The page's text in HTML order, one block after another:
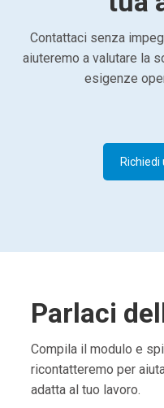
Contattaci senza
aiuteremo a valutare la
esigenze
Parlaci
Compila il modulo e
ricontatteremo per
adatta al tuo lavoro.